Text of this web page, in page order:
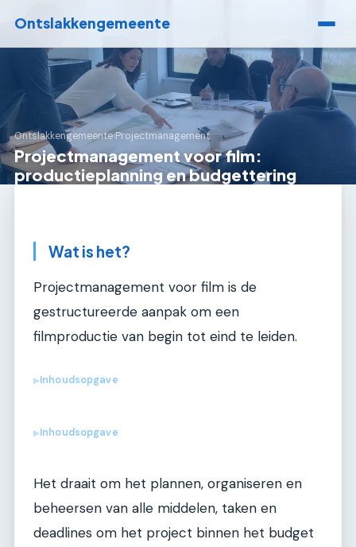
Ontslakkengemeente
Ontslakkengemeente›Projectmanagement
Projectmanagement voor film:
productieplanning en budgettering
Wat is het?
Projectmanagement voor film is de
gestructureerde aanpak om een
filmproductie van begin tot eind te leiden.
▶Inhoudsopgave
▶Inhoudsopgave
Het draait om het plannen, organiseren en
beheersen van alle middelen, taken en
deadlines om het project binnen het budget